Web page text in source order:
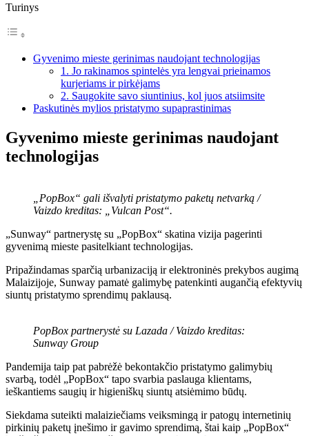
Turinys
Gyvenimo mieste gerinimas naudojant technologijas
1. Jo rakinamos spintelės yra lengvai prieinamos
kurjeriams ir pirkėjams
2. Saugokite savo siuntinius, kol juos atsiimsite
Paskutinės mylios pristatymo supaprastinimas
Gyvenimo mieste gerinimas naudojant
technologijas
„PopBox“ gali išvalyti pristatymo paketų netvarką /
Vaizdo kreditas: „Vulcan Post“.
„Sunway“ partnerystę su „PopBox“ skatina vizija pagerinti
gyvenimą mieste pasitelkiant technologijas.
Pripažindamas sparčią urbanizaciją ir elektroninės prekybos augimą
Malaizijoje, Sunway pamatė galimybę patenkinti augančią efektyvių
siuntų pristatymo sprendimų paklausą.
PopBox partnerystė su Lazada / Vaizdo kreditas:
Sunway Group
Pandemija taip pat pabrėžė bekontakčio pristatymo galimybių
svarbą, todėl „PopBox“ tapo svarbia paslauga klientams,
ieškantiems saugių ir higieniškų siuntų atsiėmimo būdų.
Siekdama suteikti malaiziečiams veiksmingą ir patogų internetinių
pirkinių paketų įnešimo ir gavimo sprendimą, štai kaip „PopBox“